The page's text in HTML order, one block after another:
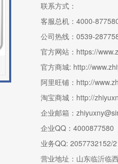
联系方式：
客服总机：4000-
公司热线：0539-
官方网站：https://
官方商城: http://
阿里旺铺：http://
淘宝商城：http://
企业邮箱：
企业QQ：4000877580
业务QQ: 2057732152/
营业地址：山东临沂临西